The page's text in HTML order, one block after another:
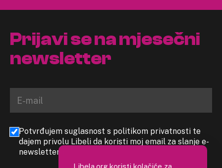
Prijavi se na mjesečni
newsletter
Potvrđujem suglasnost s politikom privatnosti te
dajem privolu Libeli da koristi moj email za slanje e-
newslettera
Libela.org koristi kolačiće za